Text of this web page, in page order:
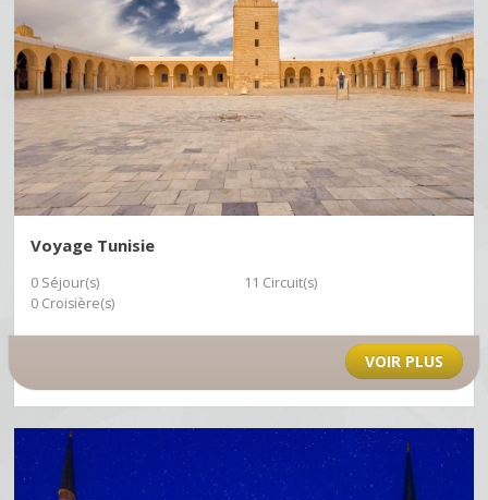
Voyage Tunisie
0 Séjour(s)
11 Circuit(s)
0 Croisière(s)
VOIR PLUS